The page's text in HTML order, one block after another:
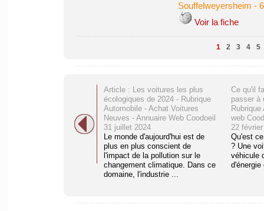
Souffelweyersheim -
Voir la fiche
1 2 3 4 5
Article : Les voitures les plus
écologiques de 2024 - Rubrique
Automobile - Achat Voitures
Neuves - Annuaire Web Coodoeil
31 juillet 2024
Le monde d'aujourd'hui est de
plus en plus conscient de
l'impact de la pollution sur le
changement climatique. Dans ce
domaine, l'industrie ...
Ce qu'il
passer à
web
22
Qu'est
? Une
véhicule